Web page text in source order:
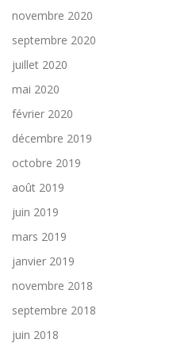
novembre 2020
septembre 2020
juillet 2020
mai 2020
février 2020
décembre 2019
octobre 2019
août 2019
juin 2019
mars 2019
janvier 2019
novembre 2018
septembre 2018
juin 2018